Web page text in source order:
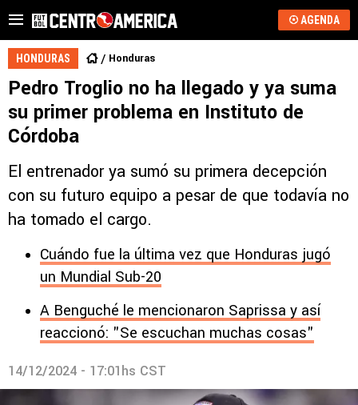
AGENDA
HONDURAS Honduras
Pedro Troglio no ha llegado y ya suma
su primer problema en Instituto de
Córdoba
El entrenador ya sumó su primera decepción
con su futuro equipo a pesar de que todavía no
ha tomado el cargo.
Cuándo fue la última vez que Honduras jugó
un Mundial Sub-20
A Benguché le mencionaron Saprissa y así
reaccionó: "Se escuchan muchas cosas"
14/12/2024 - 17:01hs CST